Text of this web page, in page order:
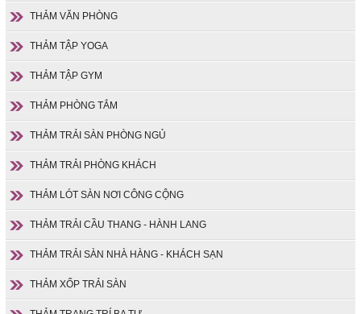
THẢM VĂN PHÒNG
THẢM TẬP YOGA
THẢM TẬP GYM
THẢM PHÒNG TẮM
THẢM TRẢI SÀN PHÒNG NGỦ
THẢM TRẢI PHÒNG KHÁCH
THẢM LÓT SÀN NƠI CÔNG CỘNG
THẢM TRẢI CẦU THANG - HÀNH LANG
THẢM TRẢI SÀN NHÀ HÀNG - KHÁCH SẠN
THẢM XỐP TRẢI SÀN